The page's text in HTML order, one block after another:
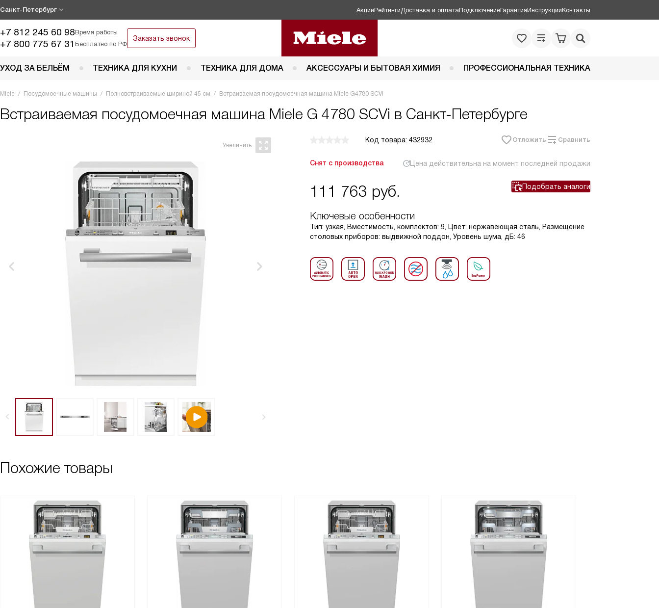
Санкт-Петербург АкцииРейтинги Доставка и оплатаПодключениеГарантияИнструкцииКонтакты
+7 812 245 60 98Время работы
+7 800 775 67 31 Бесплатно по РФ
Заказать звонок
УХОД ЗА БЕЛЬЁМ ТЕХНИКА ДЛЯ КУХНИ ТЕХНИКА ДЛЯ ДОМА АКСЕССУАРЫ И БЫТОВАЯ ХИМИЯ ПРОФЕССИОНАЛЬНАЯ ТЕХНИКА
Miele Посудомоечные машины Полновстраиваемые шириной 45 см Встраиваемая посудомоечная машина Miele G4780 SCVi
Встраиваемая посудомоечная машина Miele G 4780 SCVi в Санкт-Петербурге
Код товара: 432932 Отложить Сравнить
Снят с производства Цена действительна на момент последней продажи
111 763 руб. Подобрать аналоги
Ключевые особенности
Тип: узкая, Вместимость, комплектов: 9, Цвет: нержавеющая сталь, Размещение
столовых приборов: выдвижной поддон, Уровень шума, дБ: 46
Похожие товары